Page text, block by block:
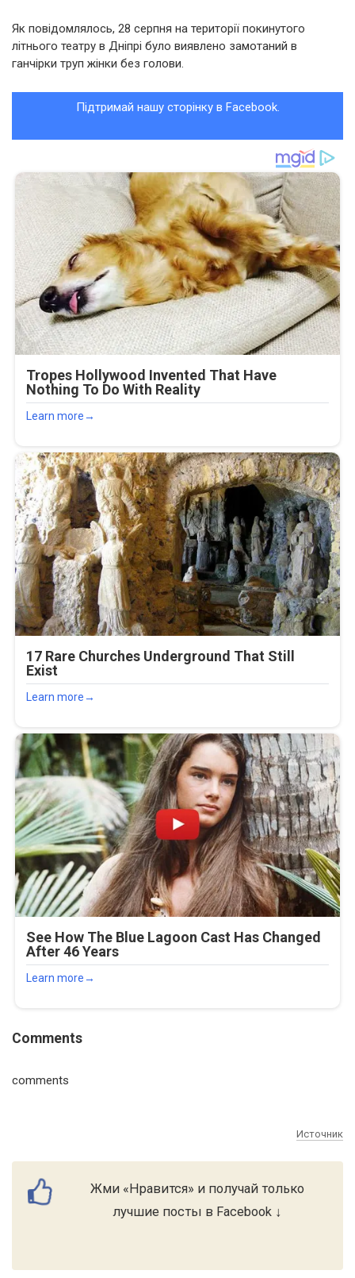
Як повідомлялось, 28 серпня на території покинутого
літнього театру в Дніпрі було виявлено замотаний в
ганчірки труп жінки без голови.
Підтримай нашу сторінку в Facebook.
Comments
comments
Источник
Жми «Нравится» и получай только
лучшие посты в Facebook ↓